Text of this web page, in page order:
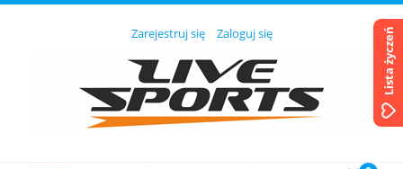
Zarejestruj się Zaloguj się Lista życzeń